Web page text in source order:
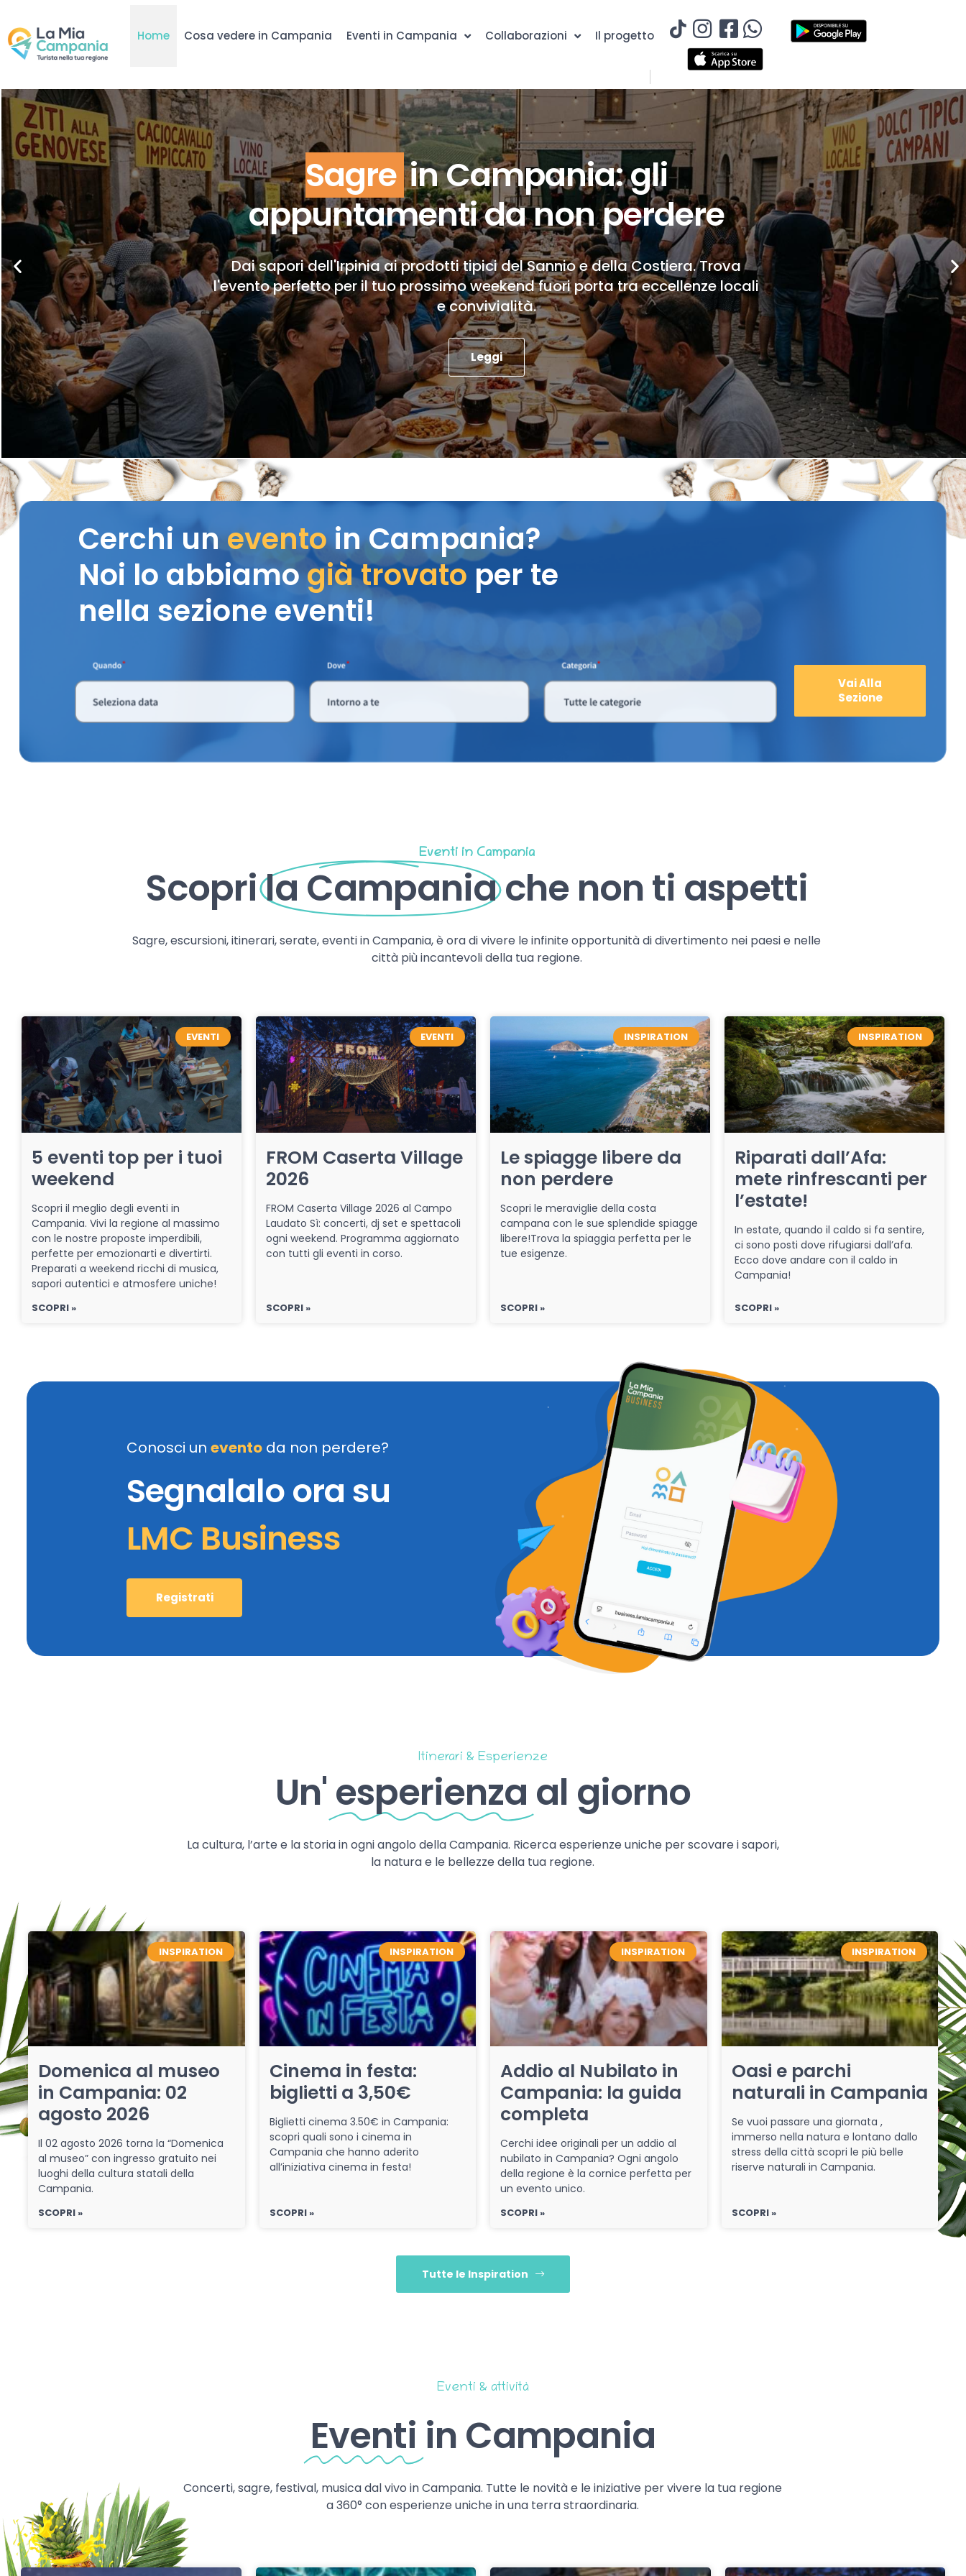
Home Cosa vedere in Campania Eventi in Campania Collaborazioni Il progetto
Sagre in Campania: gli
appuntamenti da non perdere
Dai sapori dell'Irpinia ai prodotti tipici del Sannio e della Costiera. Trova
l'evento perfetto per il tuo prossimo weekend fuori porta tra eccellenze locali
e convivialità.
Leggi
Cerchi uneventoin Campania?
Noi lo abbiamogià trovato per te
nella sezione eventi!
Vai Alla
Sezione
Eventi in Campania
Scoprila Campaniache non ti aspetti
Sagre, escursioni, itinerari, serate, eventi in Campania, è ora di vivere le infinite opportunità di divertimento nei paesi e nelle
città più incantevoli della tua regione.
EVENTI
5 eventi top per i tuoi
weekend
Scopri il meglio degli eventi in
Campania. Vivi la regione al massimo
con le nostre proposte imperdibili,
perfette per emozionarti e divertirti.
Preparati a weekend ricchi di musica,
sapori autentici e atmosfere uniche!
SCOPRI »
EVENTI
FROM Caserta Village
2026
FROM Caserta Village 2026 al Campo
Laudato Sì: concerti, dj set e spettacoli
ogni weekend. Programma aggiornato
con tutti gli eventi in corso.
SCOPRI »
INSPIRATION
Le spiagge libere da
non perdere
Scopri le meraviglie della costa
campana con le sue splendide spiagge
libere!Trova la spiaggia perfetta per le
tue esigenze.
SCOPRI »
INSPIRATION
Riparati dall’Afa:
mete rinfrescanti per
l’estate!
In estate, quando il caldo si fa sentire,
ci sono posti dove rifugiarsi dall’afa.
Ecco dove andare con il caldo in
Campania!
SCOPRI »
Conosci un evento da non perdere?
Segnalalo ora su
LMC Business
Registrati
Itinerari & Esperienze
Un' esperienza al giorno
La cultura, l’arte e la storia in ogni angolo della Campania. Ricerca esperienze uniche per scovare i sapori,
la natura e le bellezze della tua regione.
INSPIRATION
Domenica al museo
in Campania: 02
agosto 2026
Il 02 agosto 2026 torna la “Domenica
al museo” con ingresso gratuito nei
luoghi della cultura statali della
Campania.
SCOPRI »
INSPIRATION
Cinema in festa:
biglietti a 3,50€
Biglietti cinema 3.50€ in Campania:
scopri quali sono i cinema in
Campania che hanno aderito
all’iniziativa cinema in festa!
SCOPRI »
INSPIRATION
Addio al Nubilato in
Campania: la guida
completa
Cerchi idee originali per un addio al
nubilato in Campania? Ogni angolo
della regione è la cornice perfetta per
un evento unico.
SCOPRI »
INSPIRATION
Oasi e parchi
naturali in Campania
Se vuoi passare una giornata ,
immerso nella natura e lontano dallo
stress della città scopri le più belle
riserve naturali in Campania.
SCOPRI »
Tutte le Inspiration
Eventi & attività
Eventi in Campania
Concerti, sagre, festival, musica dal vivo in Campania. Tutte le novità e le iniziative per vivere la tua regione
a 360° con esperienze uniche in una terra straordinaria.